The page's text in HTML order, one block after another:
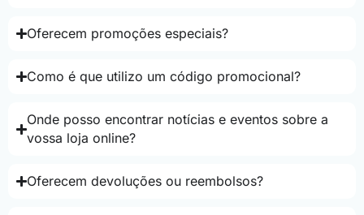
Oferecem promoções especiais?
Como é que utilizo um código promocional?
Onde posso encontrar notícias e eventos sobre a
vossa loja online?
Oferecem devoluções ou reembolsos?